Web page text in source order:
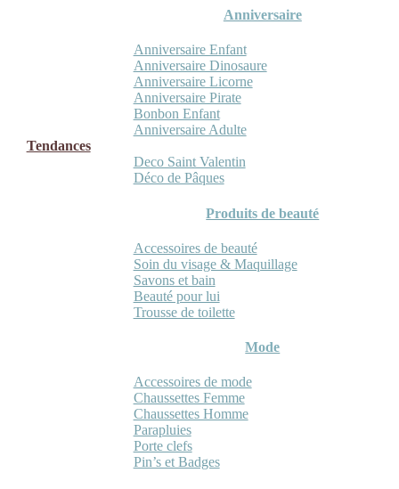
Anniversaire
Anniversaire Enfant
Anniversaire Dinosaure
Anniversaire Licorne
Anniversaire Pirate
Bonbon Enfant
Anniversaire Adulte
Tendances
Deco Saint Valentin
Déco de Pâques
Produits de beauté
Accessoires de beauté
Soin du visage & Maquillage
Savons et bain
Beauté pour lui
Trousse de toilette
Mode
Accessoires de mode
Chaussettes Femme
Chaussettes Homme
Parapluies
Porte clefs
Pin’s et Badges